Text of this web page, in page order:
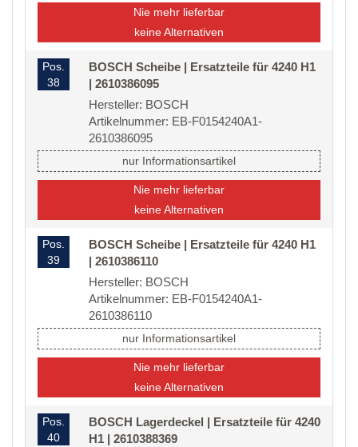
Nie mehr lieferbar
keine Alternativen
Pos.
38
BOSCH Scheibe | Ersatzteile für 4240 H1
| 2610386095
Hersteller: BOSCH
Artikelnummer: EB-F0154240A1-
2610386095
nur Informationsartikel
Nie mehr lieferbar
keine Alternativen
Pos.
39
BOSCH Scheibe | Ersatzteile für 4240 H1
| 2610386110
Hersteller: BOSCH
Artikelnummer: EB-F0154240A1-
2610386110
nur Informationsartikel
Nie mehr lieferbar
keine Alternativen
Pos.
40
BOSCH Lagerdeckel | Ersatzteile für 4240
H1 | 2610388369